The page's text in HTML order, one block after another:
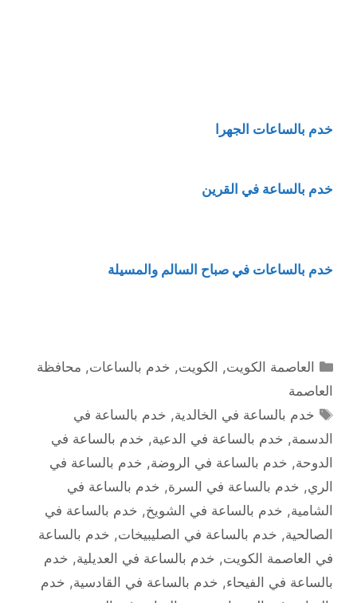
خدم بالساعات الجهرا
خدم بالساعة في القرين
خدم بالساعات في صباح السالم والمسيلة
التصنيفات
العاصمة الكويت, الكويت, خدم بالساعات, محافظة
العاصمة
الوسوم
خدم بالساعة في الخالدية, خدم بالساعة في
الدسمة, خدم بالساعة في الدعية, خدم بالساعة في
الدوحة, خدم بالساعة في الروضة, خدم بالساعة في
الري, خدم بالساعة في السرة, خدم بالساعة في
الشامية, خدم بالساعة في الشويخ, خدم بالساعة في
الصالحية, خدم بالساعة في الصليبيخات, خدم بالساعة
في العاصمة الكويت, خدم بالساعة في العديلية, خدم
بالساعة في الفيحاء, خدم بالساعة في القادسية, خدم